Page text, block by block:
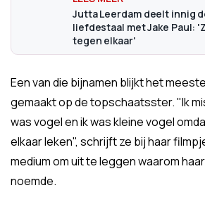
Jutta Leerdam deelt innig
liefdestaal met Jake Paul:
tegen elkaar'
Een van die bijnamen blijkt het
gemaakt op de topschaatsster. "Ik
was vogel en ik was kleine vogel
elkaar leken", schrijft ze bij haar
medium om uit te leggen waarom
noemde.